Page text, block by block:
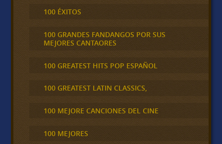
100 ÉXITOS
100 GRANDES FANDANGOS POR SUS
MEJORES CANTAORES
100 GREATEST HITS POP ESPAÑOL
100 GREATEST LATIN CLASSICS,
100 MEJORE CANCIONES DEL CINE
100 MEJORES